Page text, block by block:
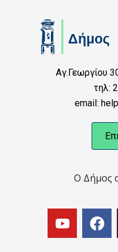
Αγ.Γεωργίου
τηλ:
email:
Ο Δήμος